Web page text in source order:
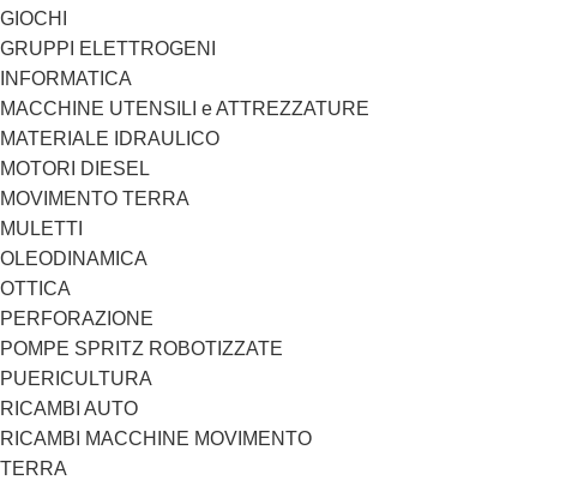
GIOCHI
GRUPPI ELETTROGENI
INFORMATICA
MACCHINE UTENSILI e ATTREZZATURE
MATERIALE IDRAULICO
MOTORI DIESEL
MOVIMENTO TERRA
MULETTI
OLEODINAMICA
OTTICA
PERFORAZIONE
POMPE SPRITZ ROBOTIZZATE
PUERICULTURA
RICAMBI AUTO
RICAMBI MACCHINE MOVIMENTO
TERRA